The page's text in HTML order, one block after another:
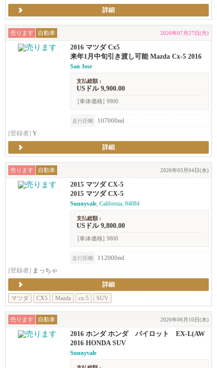
詳細
売ります 自動車 2026年07月27日(月)
2016 マツダ Cx5
来年1月中旬引き渡し可能 Mazda Cx-5 2016
San Jose
支払総額 :
USドル 9,900.00
[車体価格] 9900
走行距離
107000ml
[登録者] Y
詳細
売ります 自動車 2026年03月04日(水)
2015 マツダ CX-5
2015 マツダ CX-5
Sunnyvale, California, 94084
支払総額 :
USドル 9,800.00
[車体価格] 9800
走行距離
112000ml
[登録者] まっちゃ
詳細
マツダ
CX5 Mazda cx-5 SUV
売ります 自動車 2026年06月10日(水)
2016 ホンダ ホンダ パイロット EX-L(AW
D)
2016 HONDA SUV
Sunnyvale